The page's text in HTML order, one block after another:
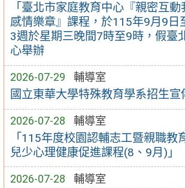
「臺北市家庭教育中心『親密互
感情樂章』課程，於115年9月9日
3週於星期三晚間7時至9時，假臺
心舉辦
2026-07-29 輔導室
國立東華大學特殊教育學系招生宣
2026-07-28 輔導室
「115年度校園認輔志工暨親職教
兒少心理健康促進課程(8、9月)」
2026-07-28 輔導室